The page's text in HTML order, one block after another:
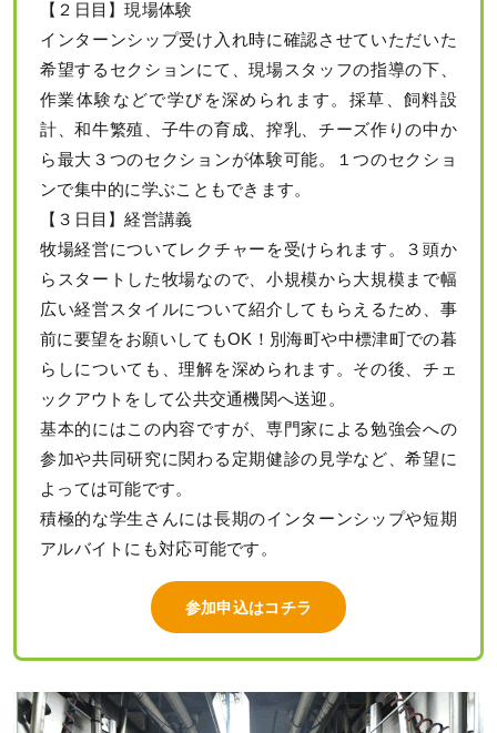
【２日目】現場体験
インターンシップ受け入れ時に確認させていただいた
希望するセクションにて、現場スタッフの指導の下、
作業体験などで学びを深められます。採草、飼料設
計、和牛繁殖、子牛の育成、搾乳、チーズ作りの中か
ら最大３つのセクションが体験可能。１つのセクショ
ンで集中的に学ぶこともできます。
【３日目】経営講義
牧場経営についてレクチャーを受けられます。３頭か
らスタートした牧場なので、小規模から大規模まで幅
広い経営スタイルについて紹介してもらえるため、事
前に要望をお願いしてもOK！別海町や中標津町での暮
らしについても、理解を深められます。その後、チェ
ックアウトをして公共交通機関へ送迎。
基本的にはこの内容ですが、専門家による勉強会への
参加や共同研究に関わる定期健診の見学など、希望に
よっては可能です。
積極的な学生さんには長期のインターンシップや短期
アルバイトにも対応可能です。
参加申込はコチラ